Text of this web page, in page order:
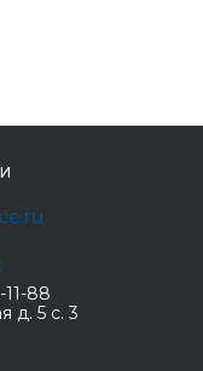
11-88
д. 5 с. 3